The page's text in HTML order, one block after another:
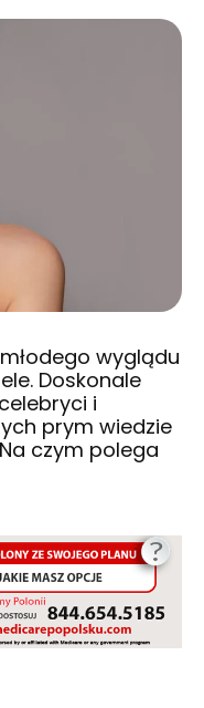
wyglądu
Doskonale
i
prym wiedzie
czym polega